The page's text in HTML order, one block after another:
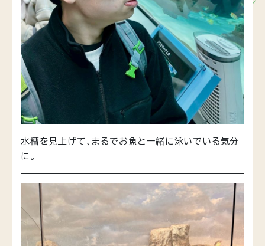
水槽を見上げて、まるでお魚と一緒に泳いでいる気分
に。